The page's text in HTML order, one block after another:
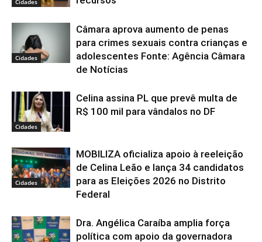
Cidades
Câmara aprova aumento de penas
para crimes sexuais contra crianças e
adolescentes Fonte: Agência Câmara
de Notícias
Cidades
Celina assina PL que prevê multa de
R$ 100 mil para vândalos no DF
Cidades
MOBILIZA oficializa apoio à reeleição
de Celina Leão e lança 34 candidatos
para as Eleições 2026 no Distrito
Federal
Dra. Angélica Caraíba amplia força
política com apoio da governadora